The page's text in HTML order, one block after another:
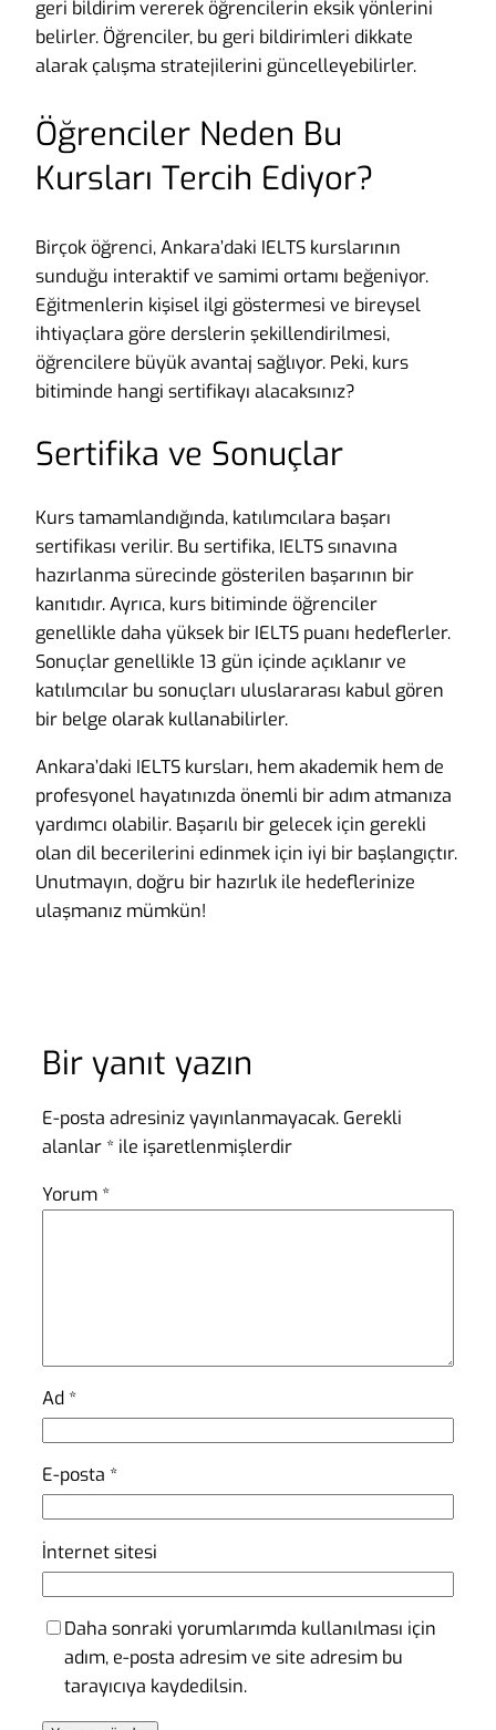
geri bildirim vererek öğrencilerin eksik yönlerini
belirler. Öğrenciler, bu geri bildirimleri dikkate
alarak çalışma stratejilerini güncelleyebilirler.
Öğrenciler Neden Bu
Kursları Tercih Ediyor?
Birçok öğrenci, Ankara’daki IELTS kurslarının
sunduğu interaktif ve samimi ortamı beğeniyor.
Eğitmenlerin kişisel ilgi göstermesi ve bireysel
ihtiyaçlara göre derslerin şekillendirilmesi,
öğrencilere büyük avantaj sağlıyor. Peki, kurs
bitiminde hangi sertifikayı alacaksınız?
Sertifika ve Sonuçlar
Kurs tamamlandığında, katılımcılara başarı
sertifikası verilir. Bu sertifika, IELTS sınavına
hazırlanma sürecinde gösterilen başarının bir
kanıtıdır. Ayrıca, kurs bitiminde öğrenciler
genellikle daha yüksek bir IELTS puanı hedeflerler.
Sonuçlar genellikle 13 gün içinde açıklanır ve
katılımcılar bu sonuçları uluslararası kabul gören
bir belge olarak kullanabilirler.
Ankara’daki IELTS kursları, hem akademik hem de
profesyonel hayatınızda önemli bir adım atmanıza
yardımcı olabilir. Başarılı bir gelecek için gerekli
olan dil becerilerini edinmek için iyi bir başlangıçtır.
Unutmayın, doğru bir hazırlık ile hedeflerinize
ulaşmanız mümkün!
Bir yanıt yazın
E-posta adresiniz yayınlanmayacak. Gerekli
alanlar * ile işaretlenmişlerdir
Yorum *
Ad *
E-posta *
İnternet sitesi
Daha sonraki yorumlarımda kullanılması için
adım, e-posta adresim ve site adresim bu
tarayıcıya kaydedilsin.